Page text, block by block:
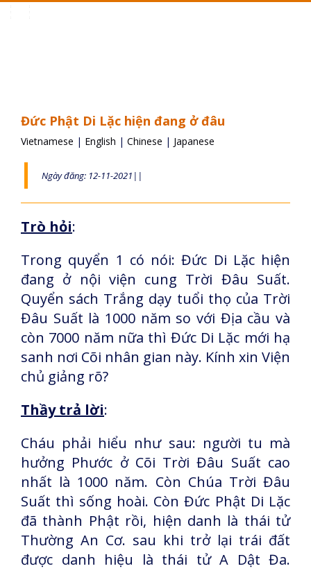
Đức Phật Di Lặc hiện đang ở đâu
Vietnamese | English | Chinese | Japanese
Ngày đăng: 12-11-2021||
Trò hỏi:
Trong quyển 1 có nói: Đức Di Lặc hiện
đang ở nội viện cung Trời Đâu Suất.
Quyển sách Trắng dạy tuổi thọ của Trời
Đâu Suất là 1000 năm so với Địa cầu và
còn 7000 năm nữa thì Đức Di Lặc mới hạ
sanh nơi Cõi nhân gian này. Kính xin Viện
chủ giảng rõ?
Thầy trả lời:
Cháu phải hiểu như sau: người tu mà
hưởng Phước ở Cõi Trời Đâu Suất cao
nhất là 1000 năm. Còn Chúa Trời Đâu
Suất thì sống hoài. Còn Đức Phật Di Lặc
đã thành Phật rồi, hiện danh là thái tử
Thường An Cơ. sau khi trở lại trái đất
được danh hiệu là thái tử A Dật Đa.